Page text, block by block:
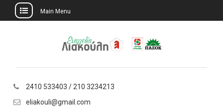
Main Menu
2410 533403 / 210 3234213
eliakouli@gmail.com